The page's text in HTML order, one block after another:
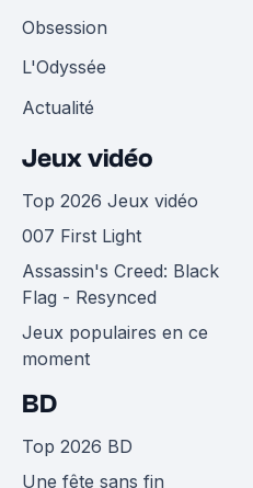
Obsession
L'Odyssée
Actualité
Jeux vidéo
Top 2026 Jeux vidéo
007 First Light
Assassin's Creed: Black
Flag - Resynced
Jeux populaires en ce
moment
BD
Top 2026 BD
Une fête sans fin